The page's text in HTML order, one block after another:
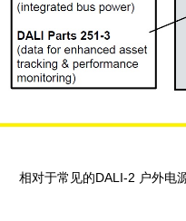
相对于常见的DALI-2 户外电源